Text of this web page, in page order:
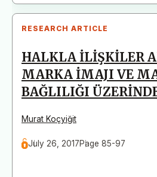
RESEARCH ARTICLE
HALKLA İLİŞKİLER
MARKA İMAJI VE
BAĞLILIĞI
Murat Koçyiğit
July 26, 2017Page 85-97